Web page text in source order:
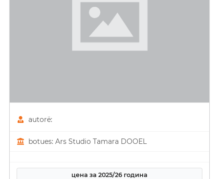
autorë:
botues: Ars Studio Tamara DOOEL
цена за 2025/26 година